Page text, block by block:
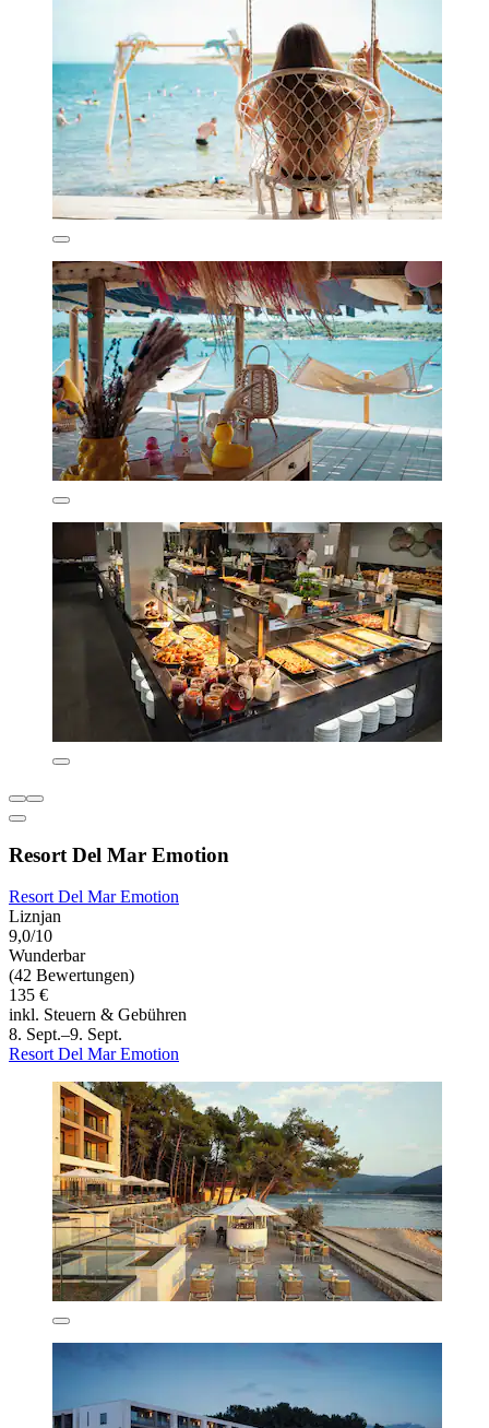
Resort Del Mar Emotion
Resort Del Mar Emotion
Liznjan
9,0/10
Wunderbar
(42 Bewertungen)
135 €
inkl. Steuern & Gebühren
8. Sept.–9. Sept.
Resort Del Mar Emotion